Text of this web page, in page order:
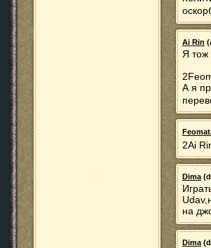
Ai Rin
Я тож
А я
2Ai
Dima
на
Dima